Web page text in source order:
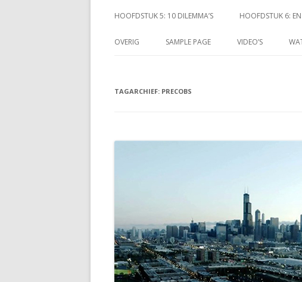
HOOFDSTUK 5: 10 DILEMMA’S HOOFDSTUK 6:
OVERIG SAMPLE PAGE VIDEO’S
TAGARCHIEF: PRECOBS